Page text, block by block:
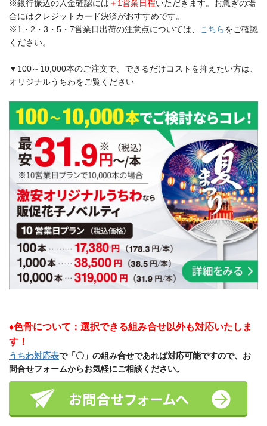
※銀行振込の入金確認には ＋1営業日程いただきます。お急ぎの場
合にはクレジットカード決済がおすすめです。
※1・2・3・5・7営業日出荷の注意点については、 こちらをご確認
ください。
▼100～10,000本のご注文で、できるだけコストを抑えたい方は、
オリジナルうちわをご覧ください
♦色骨について：選択できる組み合せ以外も対応いたしま
す！
うちわ対応表で「〇」の組み合せであれば対応可能ですので、お
問合せフォームからお気軽にご相談ください。